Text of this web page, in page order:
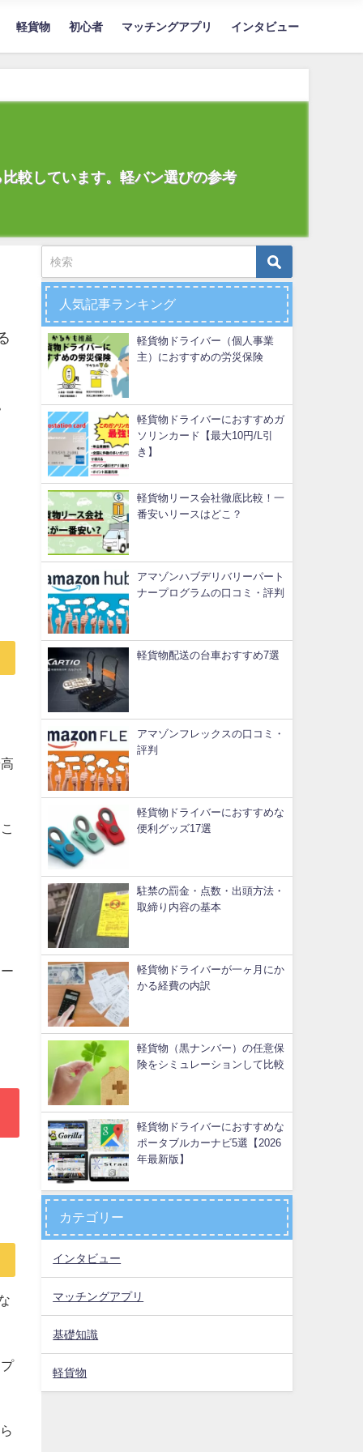
軽貨物 初心者 マッチングアプリ インタビュー
較しています。軽バン選びの参考
人気記事ランキング
軽貨物ドライバー（個人事業
主）におすすめの労災保険
軽貨物ドライバーにおすすめガ
ソリンカード【最大10円/L引
き】
軽貨物リース会社徹底比較！一
番安いリースはどこ？
アマゾンハブデリバリーパート
ナープログラムの口コミ・評判
軽貨物配送の台車おすすめ7選
アマゾンフレックスの口コミ・
評判
軽貨物ドライバーにおすすめな
便利グッズ17選
駐禁の罰金・点数・出頭方法・
取締り内容の基本
軽貨物ドライバーが一ヶ月にか
かる経費の内訳
軽貨物（黒ナンバー）の任意保
険をシミュレーションして比較
軽貨物ドライバーにおすすめな
ポータブルカーナビ5選【2026
年最新版】
カテゴリー
インタビュー
マッチングアプリ
基礎知識
軽貨物